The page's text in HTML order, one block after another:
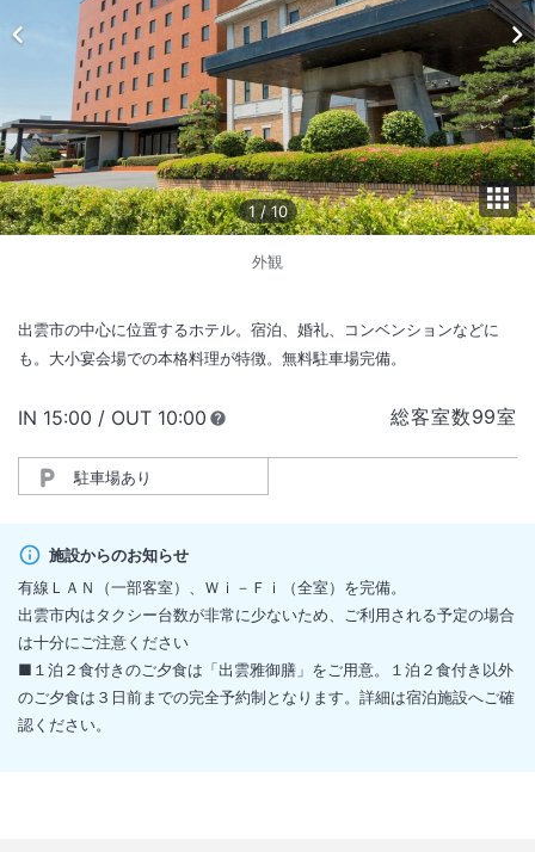
1 /10
外観
出雲市の中心に位置するホテル。宿泊、婚礼、コンベンションなどに
も。大小宴会場での本格料理が特徴。無料駐車場完備。
総客室数99室
IN チェックイン
15:00 / OUT チェックアウト
10:00
駐車場あり
施設からのお知らせ
有線ＬＡＮ（一部客室）、Ｗｉ－Ｆｉ（全室）を完備。
出雲市内はタクシー台数が非常に少ないため、ご利用される予定の場合
は十分にご注意ください
■１泊２食付きのご夕食は「出雲雅御膳」をご用意。１泊２食付き以外
のご夕食は３日前までの完全予約制となります。詳細は宿泊施設へご確
認ください。